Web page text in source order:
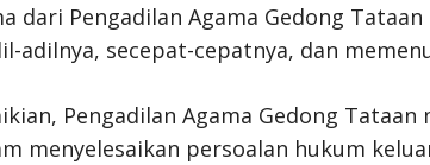
dari Pengadilan Agama Gedong
adilnya, secepat-cepatnya, dan
Pengadilan Agama Gedong
menyelesaikan persoalan hukum